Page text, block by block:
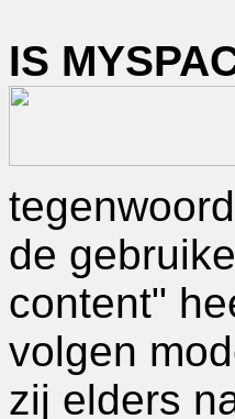
IS
de
content"
volgen
zij elders